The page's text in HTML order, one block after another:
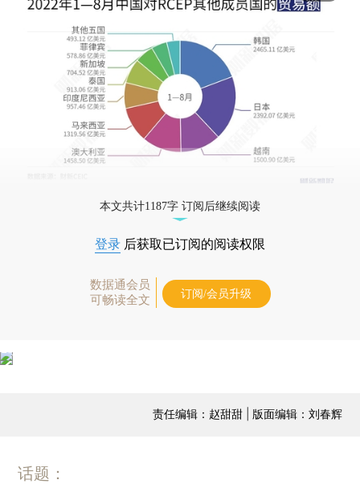
本文共计1187字 订阅后继续阅读
登录 后获取已订阅的阅读权限
数据通会员
可畅读全文
订阅/会员升级
责任编辑：赵甜甜 | 版面编辑：刘春辉
话题：